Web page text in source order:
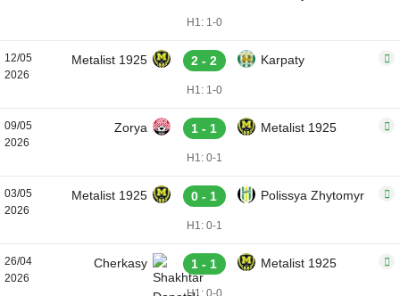
H1: 1-0
12/05
2026
Metalist 1925 2 - 2 Karpaty
H1: 1-0
09/05
2026
Zorya 1 - 1 Metalist 1925
H1: 0-1
03/05
2026
Metalist 1925 0 - 1 Polissya Zhytomyr
H1: 0-1
26/04
2026
Cherkasy 1 - 1 Metalist 1925
H1: 0-0